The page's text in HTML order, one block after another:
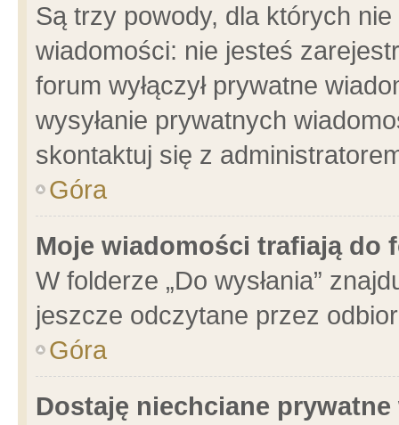
Są trzy powody, dla których
wiadomości: nie jesteś
forum wyłączył prywatne
wysyłanie prywatnych
skontaktuj się z
Góra
Moje wiadomości trafiają do
W folderze „Do wysłania”
jeszcze odczytane przez
Góra
Dostaję niechciane